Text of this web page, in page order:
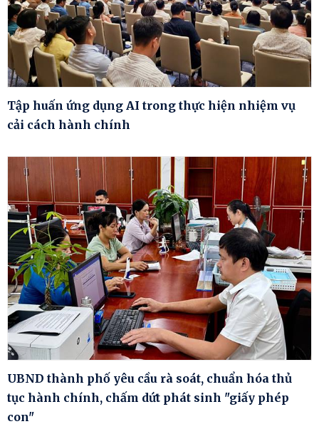
Tập huấn ứng dụng AI trong thực hiện nhiệm vụ
cải cách hành chính
UBND thành phố yêu cầu rà soát, chuẩn hóa thủ
tục hành chính, chấm dứt phát sinh "giấy phép
con"